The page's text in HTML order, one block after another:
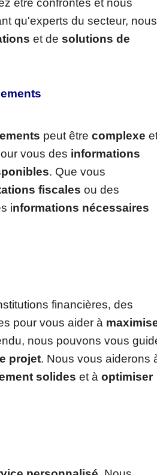
être confrontés et nous
qu'experts du secteur, nous
et de solutions de
peut être complexe
vous des informations
. Que vous
fiscales ou des
informations nécessaires
financières, des
pour vous aider à
nous pouvons vous
projet. Nous vous aiderons
solides et à optimiser